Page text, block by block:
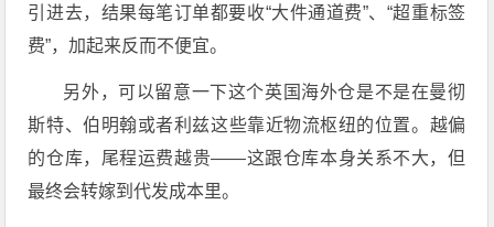
引进去，结果每笔订单都要收“大件通道费”、“超重标签
费”，加起来反而不便宜。
另外，可以留意一下这个英国海外仓是不是在曼彻
斯特、伯明翰或者利兹这些靠近物流枢纽的位置。越偏
的仓库，尾程运费越贵——这跟仓库本身关系不大，但
最终会转嫁到代发成本里。